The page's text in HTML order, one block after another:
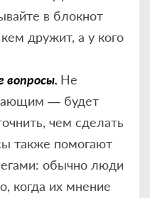
в блокнот
дружит, а у кого
вопросы. Не
— будет
чем сделать
также помогают
обычно люди
когда их мнение